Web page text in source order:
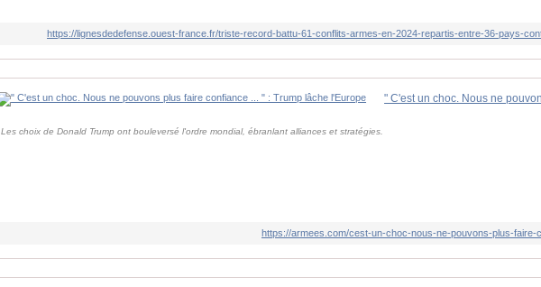
https://lignesdedefense.ouest-france.fr/triste-record-battu-61-conflits-armes-en-2024-repartis-entre-36-pays-
Les choix de Donald Trump ont bouleversé l'ordre mondial, ébranlant alliances et stratégies.
https://armees.com/cest-un-choc-nous-ne-pouvons-plus-faire-